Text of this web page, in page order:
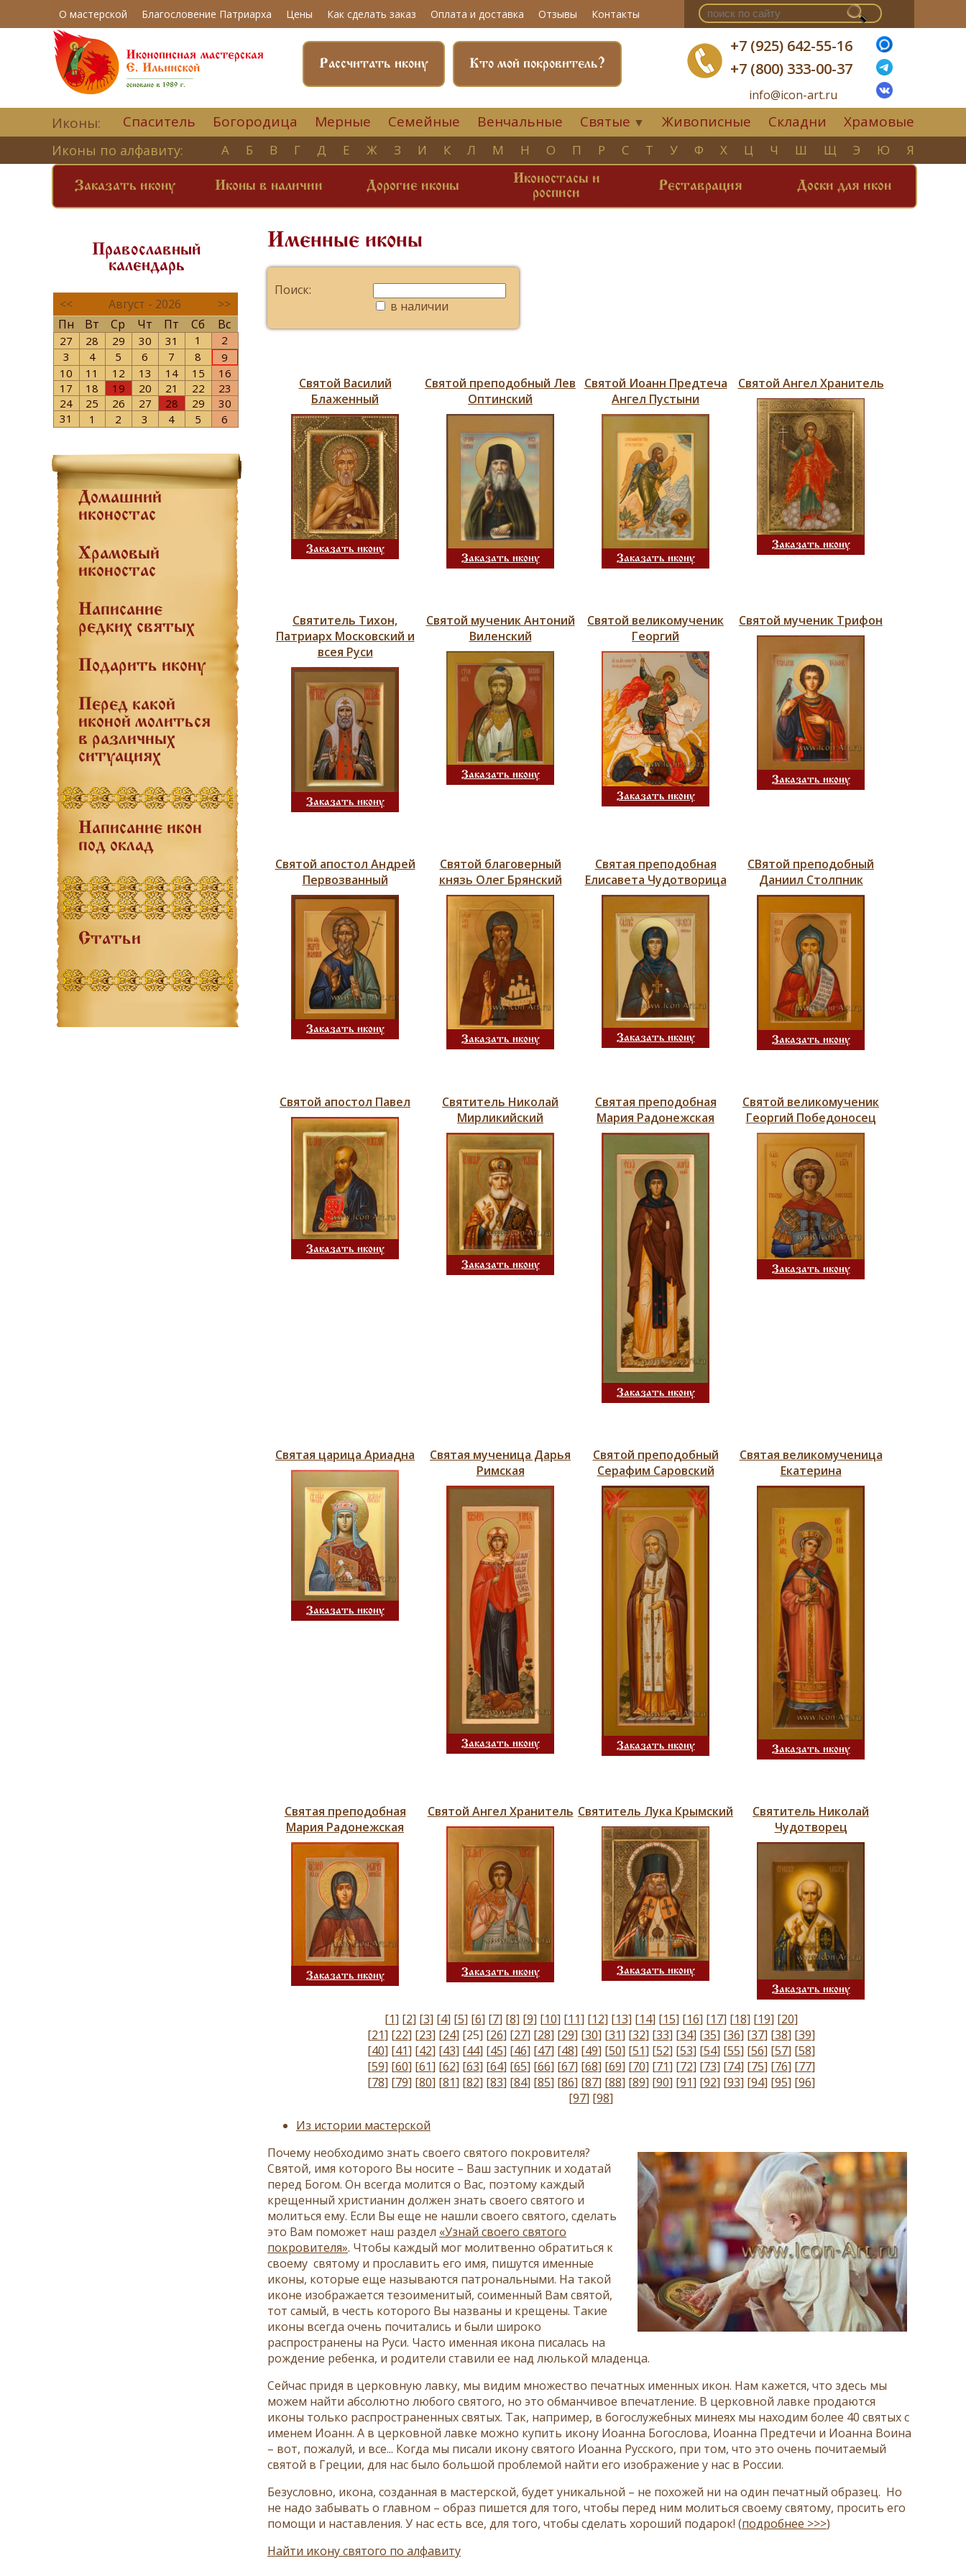
О мастерской Благословение Патриарха Цены Как сделать заказ Оплата и доставка Отзывы Контакты
+7 (925) 642-55-16
+7 (800) 333-00-37
info@icon-art.ru
Кто мой покровитель?
Рассчитать икону
Иконы: Спаситель Богородица Мерные Семейные Венчальные Святые ▼ Живописные Складни Храмовые
Иконы по алфавиту: А Б В Г Д Е Ж З И К Л М Н О П Р С Т У Ф Х Ц Ч Ш Щ Э Ю Я
Заказать икону Иконы в наличии Дорогие иконы
Иконостасы и
росписи
Реставрация Доски для икон
Православный
календарь
<< Август - 2026
>>
Пн
Вт Ср Чт Пт Сб Вс
27 28 29 30 31 1
2
3
4 5 6 7 8
9
10
11 12 13 14 15
16
17
18 19 20 21 22
23
24
25 26 27 28 29
30
31
1 2 3 4 5 6
Домашний
иконостас
Храмовый
иконостас
Написание
редких святых
Подарить икону
Перед какой
иконой молиться
в различных
ситуациях
Написание икон
под оклад
Статьи
Именные иконы
Поиск:
в наличии
Святой Василий
Блаженный
Заказать икону
Святой преподобный Лев
Оптинский
Заказать икону
Святой Иоанн Предтеча
Ангел Пустыни
Заказать икону
Святой Ангел Хранитель
Заказать икону
Святитель Тихон,
Патриарх Московский и
всея Руси
Заказать икону
Святой мученик Антоний
Виленский
Заказать икону
Святой великомученик
Георгий
Заказать икону
Святой мученик Трифон
Заказать икону
Святой апостол Андрей
Первозванный
Заказать икону
Святой благоверный
князь Олег Брянский
Заказать икону
Святая преподобная
Елисавета Чудотворица
Заказать икону
СВятой преподобный
Даниил Столпник
Заказать икону
Святой апостол Павел
Заказать икону
Святитель Николай
Мирликийский
Заказать икону
Святая преподобная
Мария Радонежская
Заказать икону
Святой великомученик
Георгий Победоносец
Заказать икону
Святая царица Ариадна
Заказать икону
Святая мученица Дарья
Римская
Заказать икону
Святой преподобный
Серафим Саровский
Заказать икону
Святая великомученица
Екатерина
Заказать икону
Святая преподобная
Мария Радонежская
Заказать икону
Святой Ангел Хранитель
Заказать икону
Святитель Лука Крымский
Заказать икону
Святитель Николай
Чудотворец
Заказать икону
[1] [2] [3] [4] [5] [6] [7] [8] [9] [10] [11] [12] [13] [14] [15] [16] [17] [18] [19] [20]
[21] [22] [23] [24] [25] [26] [27] [28] [29] [30] [31] [32] [33] [34] [35] [36] [37] [38] [39]
[40] [41] [42] [43] [44] [45] [46] [47] [48] [49] [50] [51] [52] [53] [54] [55] [56] [57] [58]
[59] [60] [61] [62] [63] [64] [65] [66] [67] [68] [69] [70] [71] [72] [73] [74] [75] [76] [77]
[78] [79] [80] [81] [82] [83] [84] [85] [86] [87] [88] [89] [90] [91] [92] [93] [94] [95] [96]
[97] [98]
Из истории мастерской
Почему необходимо знать своего святого покровителя?
Святой, имя которого Вы носите – Ваш заступник и ходатай
перед Богом. Он всегда молится о Вас, поэтому каждый
крещенный христианин должен знать своего святого и
молиться ему. Если Вы еще не нашли своего святого, сделать
это Вам поможет наш раздел «Узнай своего святого
покровителя». Чтобы каждый мог молитвенно обратиться к
своему святому и прославить его имя, пишутся именные
иконы, которые еще называются патрональными. На такой
иконе изображается тезоименитый, соименный Вам святой,
тот самый, в честь которого Вы названы и крещены. Такие
иконы всегда очень почитались и были широко
распространены на Руси. Часто именная икона писалась на
рождение ребенка, и родители ставили ее над люлькой младенца.
Сейчас придя в церковную лавку, мы видим множество печатных именных икон. Нам кажется, что здесь мы
можем найти абсолютно любого святого, но это обманчивое впечатление. В церковной лавке продаются
иконы только распространенных святых. Так, например, в богослужебных минеях мы находим более 40 святых с
именем Иоанн. А в церковной лавке можно купить икону Иоанна Богослова, Иоанна Предтечи и Иоанна Воина
– вот, пожалуй, и все... Когда мы писали икону святого Иоанна Русского, при том, что это очень почитаемый
святой в Греции, для нас было большой проблемой найти его изображение у нас в России.
Безусловно, икона, созданная в мастерской, будет уникальной – не похожей ни на один печатный образец. Но
не надо забывать о главном – образ пишется для того, чтобы перед ним молиться своему святому, просить его
помощи и наставления. У нас есть все, для того, чтобы сделать хороший подарок! (подробнее >>>)
Найти икону святого по алфавиту